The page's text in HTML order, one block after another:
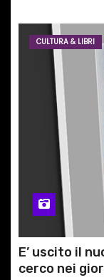
CULTURA & LIBRI
E’ uscito il
cerco nei